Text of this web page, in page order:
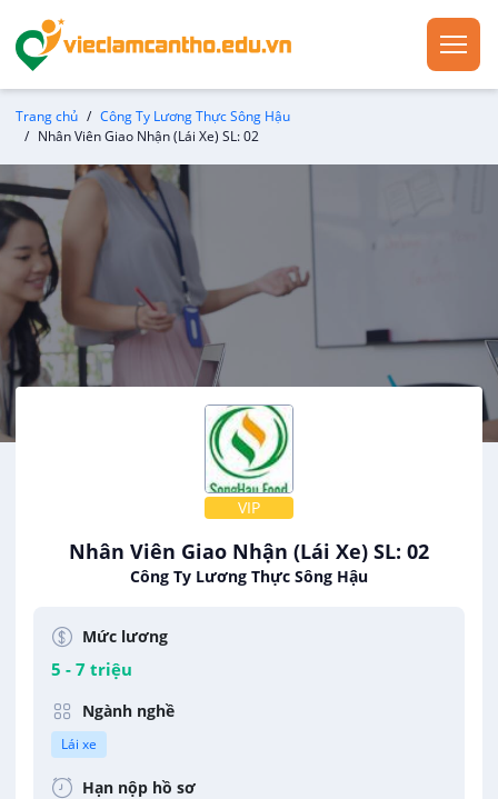
Trang chủ
Công Ty Lương Thực Sông Hậu
Nhân Viên Giao Nhận (Lái Xe) SL: 02
VIP
Nhân Viên Giao Nhận (Lái Xe) SL: 02
Công Ty Lương Thực Sông Hậu
Mức lương
5 - 7 triệu
Ngành nghề
Lái xe
Hạn nộp hồ sơ